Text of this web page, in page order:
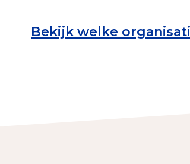
CBF-
Bekijk welke